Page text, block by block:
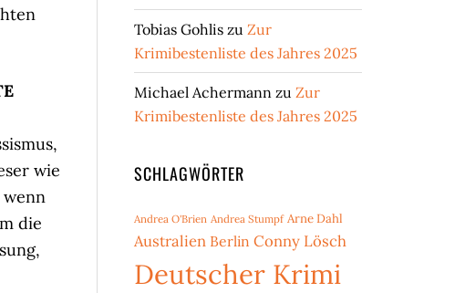
wie
die
Tobias Gohlis zu Zur
Krimibestenliste des Jahres 2025
Michael Achermann zu Zur
Krimibestenliste des Jahres 2025
SCHLAGWÖRTER
Andrea O'Brien Andrea Stumpf Arne Dahl
Australien Berlin Conny Lösch
Deutscher Krimi